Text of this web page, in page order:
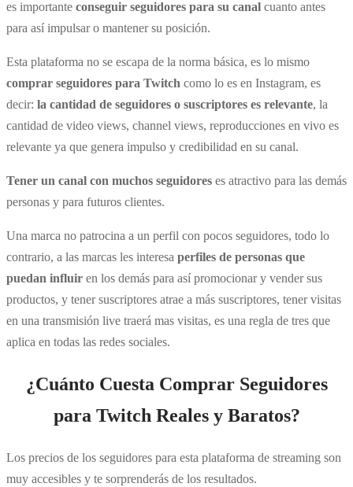
es importante conseguir seguidores para su canal cuanto antes
para así impulsar o mantener su posición.
Esta plataforma no se escapa de la norma básica, es lo mismo
comprar seguidores para Twitch como lo es en Instagram, es
decir: la cantidad de seguidores o suscriptores es relevante, la
cantidad de video views, channel views, reproducciones en vivo es
relevante ya que genera impulso y credibilidad en su canal.
Tener un canal con muchos seguidores es atractivo para las demás
personas y para futuros clientes.
Una marca no patrocina a un perfil con pocos seguidores, todo lo
contrario, a las marcas les interesa perfiles de personas que
puedan influir en los demás para así promocionar y vender sus
productos, y tener suscriptores atrae a más suscriptores, tener visitas
en una transmisión live traerá mas visitas, es una regla de tres que
aplica en todas las redes sociales.
¿Cuánto Cuesta Comprar Seguidores
para Twitch Reales y Baratos?
Los precios de los seguidores para esta plataforma de streaming son
muy accesibles y te sorprenderás de los resultados.